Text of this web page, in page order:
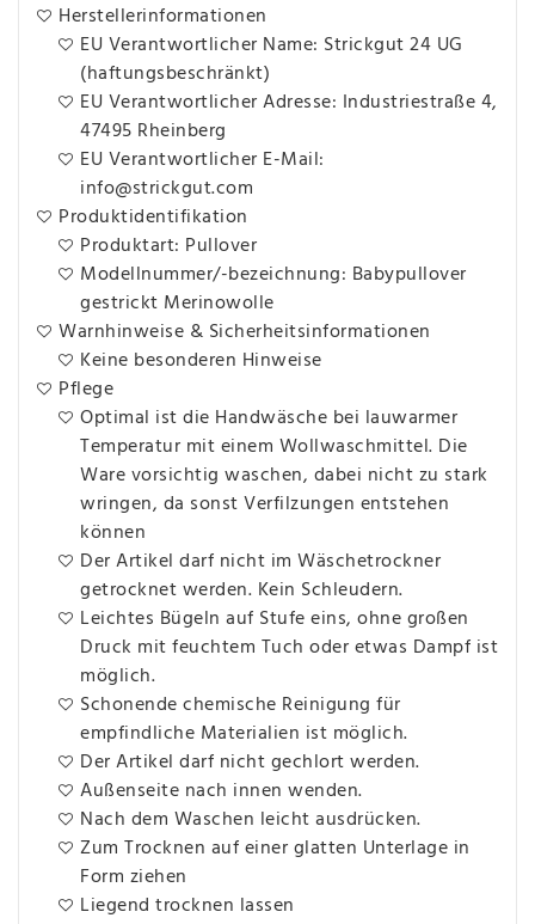
Herstellerinformationen
EU Verantwortlicher Name: Strickgut 24 UG
(haftungsbeschränkt)
EU Verantwortlicher Adresse: Industriestraße 4,
47495 Rheinberg
EU Verantwortlicher E-Mail:
info@strickgut.com
Produktidentifikation
Produktart: Pullover
Modellnummer/-bezeichnung: Babypullover
gestrickt Merinowolle
Warnhinweise & Sicherheitsinformationen
Keine besonderen Hinweise
Pflege
Optimal ist die Handwäsche bei lauwarmer
Temperatur mit einem Wollwaschmittel. Die
Ware vorsichtig waschen, dabei nicht zu stark
wringen, da sonst Verfilzungen entstehen
können
Der Artikel darf nicht im Wäschetrockner
getrocknet werden. Kein Schleudern.
Leichtes Bügeln auf Stufe eins, ohne großen
Druck mit feuchtem Tuch oder etwas Dampf ist
möglich.
Schonende chemische Reinigung für
empfindliche Materialien ist möglich.
Der Artikel darf nicht gechlort werden.
Außenseite nach innen wenden.
Nach dem Waschen leicht ausdrücken.
Zum Trocknen auf einer glatten Unterlage in
Form ziehen
Liegend trocknen lassen